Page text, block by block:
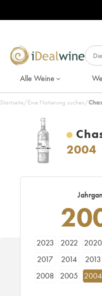
Alle Weine
Startseite/Eine Notierung suchen/
2004
2023 2022 2020
2017
2014 2013
2008
2005 2004